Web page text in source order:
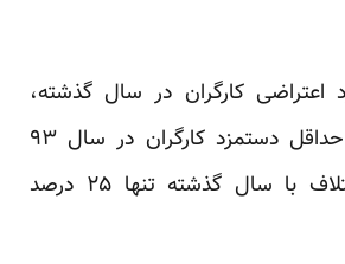
اعتراضی کارگران در سال گذشته،
اعتراض به میزان حداقل دستمزد کارگران در سال ۹۳
بوده که بدون اختلاف با سال گذشته تنها ۲۵ درصد